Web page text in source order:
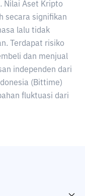
Nilai Aset Kripto
secara signifikan
lalu tidak
Terdapat risiko
dan menjual
independen dari
(Bittime)
fluktuasi dari